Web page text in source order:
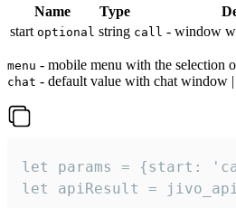
Name Type
start optional string call - window
menu - mobile menu with the selection
chat - default value with chat window |
let params = {start:
let apiResult =